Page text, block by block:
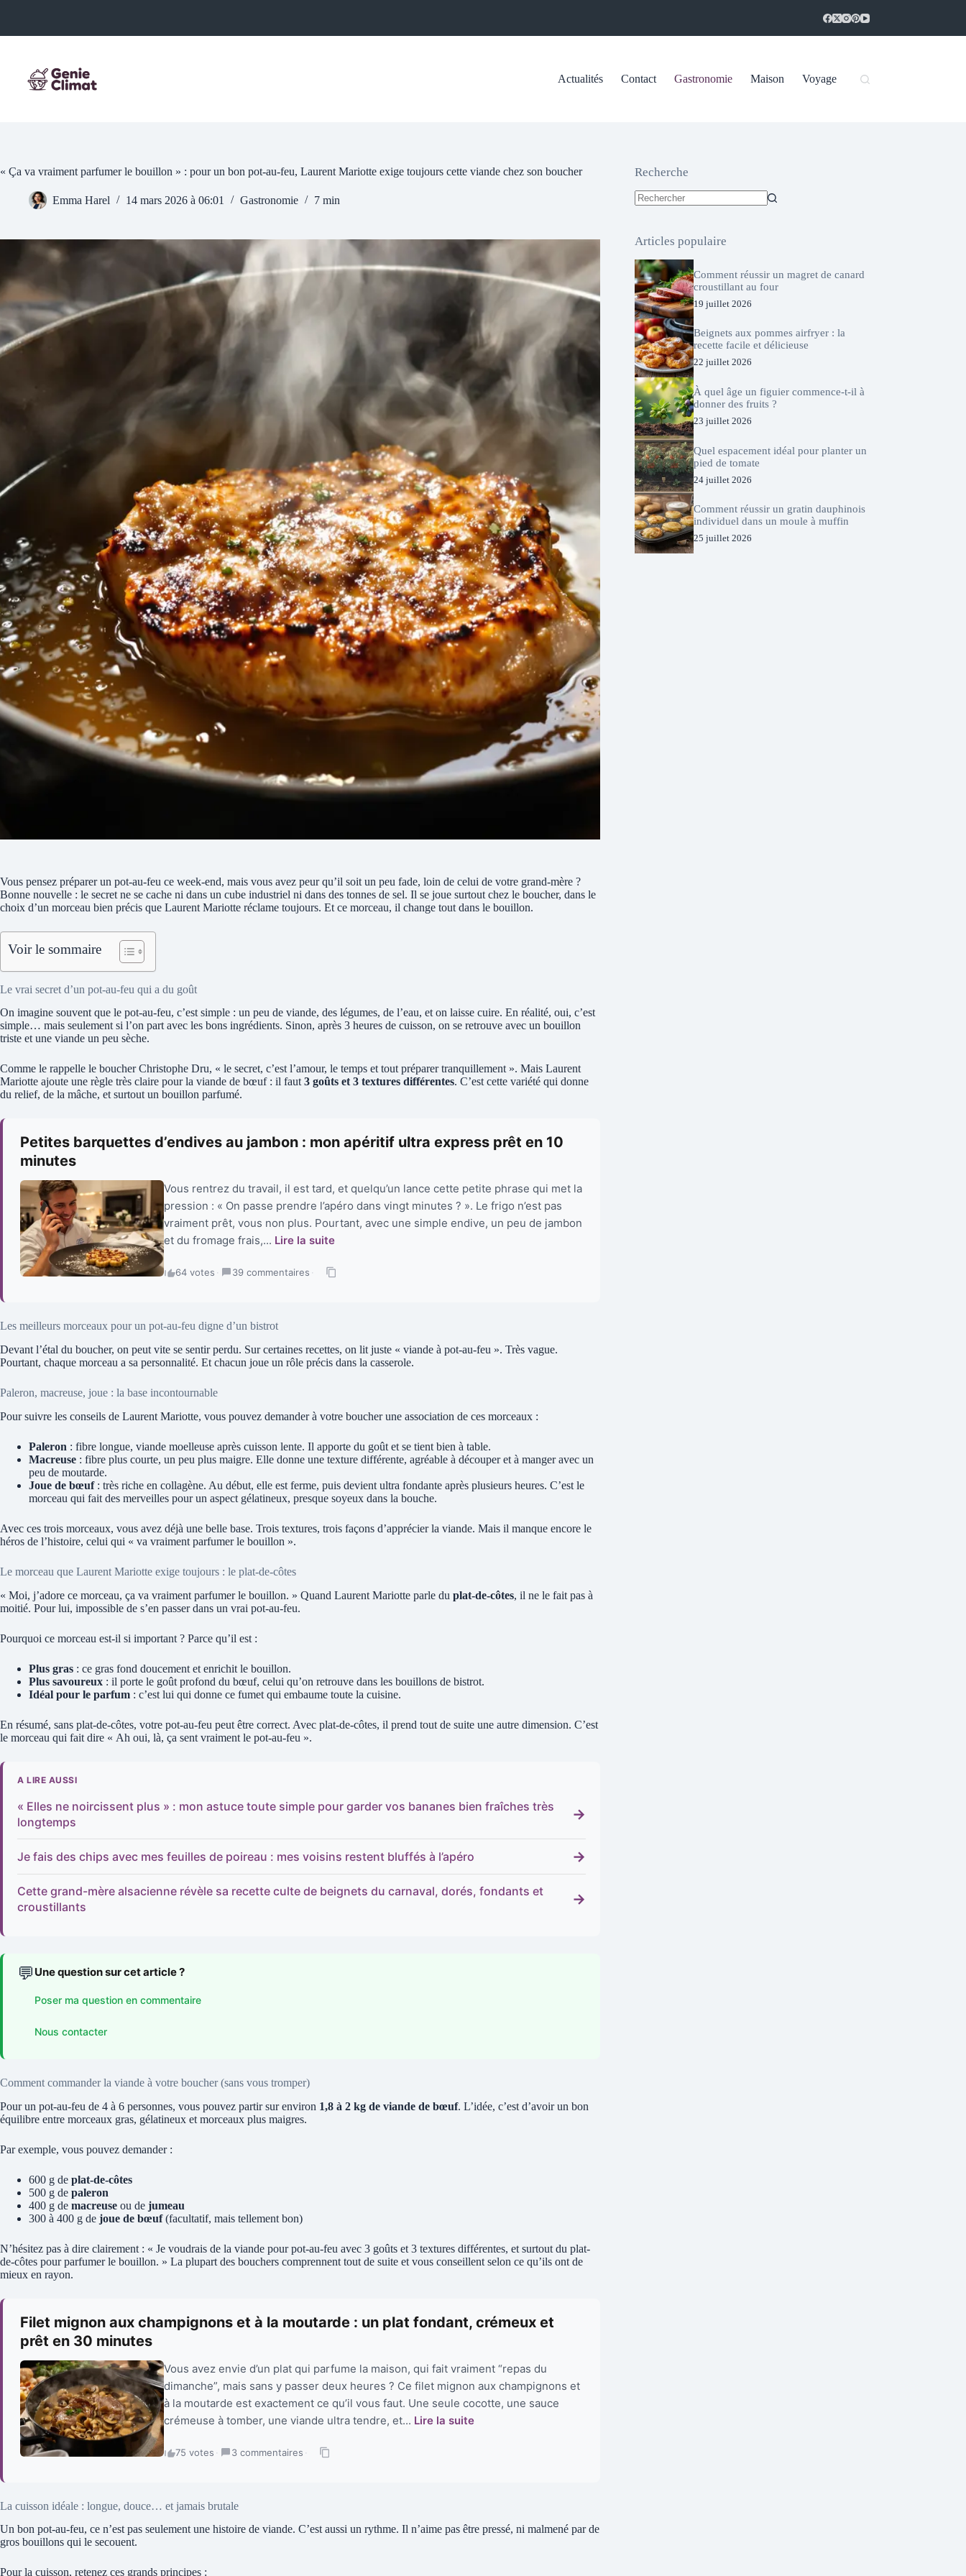
Actualités Contact Gastronomie Maison Voyage
« Ça va vraiment parfumer le bouillon » : pour un bon pot-au-feu, Laurent Mariotte exige toujours cette viande chez son boucher
Emma Harel 14 mars 2026 à 06:01 Gastronomie 7 min
Vous pensez préparer un pot-au-feu ce week-end, mais vous avez peur qu’il soit un peu fade, loin de celui de votre grand-mère ?
Bonne nouvelle : le secret ne se cache ni dans un cube industriel ni dans des tonnes de sel. Il se joue surtout chez le boucher, dans le
choix d’un morceau bien précis que Laurent Mariotte réclame toujours. Et ce morceau, il change tout dans le bouillon.
Voir le sommaire
Le vrai secret d’un pot-au-feu qui a du goût
On imagine souvent que le pot-au-feu, c’est simple : un peu de viande, des légumes, de l’eau, et on laisse cuire. En réalité, oui, c’est
simple… mais seulement si l’on part avec les bons ingrédients. Sinon, après 3 heures de cuisson, on se retrouve avec un bouillon
triste et une viande un peu sèche.
Comme le rappelle le boucher Christophe Dru, « le secret, c’est l’amour, le temps et tout préparer tranquillement ». Mais Laurent
Mariotte ajoute une règle très claire pour la viande de bœuf : il faut3 goûts et 3 textures différentes. C’est cette variété qui donne
du relief, de la mâche, et surtout un bouillon parfumé.
Petites barquettes d’endives au jambon : mon apéritif ultra express prêt en 10
minutes
Vous rentrez du travail, il est tard, et quelqu’un lance cette petite phrase qui met la
pression : « On passe prendre l’apéro dans vingt minutes ? ». Le frigo n’est pas
vraiment prêt, vous non plus. Pourtant, avec une simple endive, un peu de jambon
et du fromage frais,... Lire la suite
64 votes · 39 commentaires ·
Les meilleurs morceaux pour un pot-au-feu digne d’un bistrot
Devant l’étal du boucher, on peut vite se sentir perdu. Sur certaines recettes, on lit juste « viande à pot-au-feu ». Très vague.
Pourtant, chaque morceau a sa personnalité. Et chacun joue un rôle précis dans la casserole.
Paleron, macreuse, joue : la base incontournable
Pour suivre les conseils de Laurent Mariotte, vous pouvez demander à votre boucher une association de ces morceaux :
Paleron : fibre longue, viande moelleuse après cuisson lente. Il apporte du goût et se tient bien à table.
Macreuse : fibre plus courte, un peu plus maigre. Elle donne une texture différente, agréable à découper et à manger avec un
peu de moutarde.
Joue de bœuf: très riche en collagène. Au début, elle est ferme, puis devient ultra fondante après plusieurs heures. C’est le
morceau qui fait des merveilles pour un aspect gélatineux, presque soyeux dans la bouche.
Avec ces trois morceaux, vous avez déjà une belle base. Trois textures, trois façons d’apprécier la viande. Mais il manque encore le
héros de l’histoire, celui qui « va vraiment parfumer le bouillon ».
Le morceau que Laurent Mariotte exige toujours : le plat-de-côtes
« Moi, j’adore ce morceau, ça va vraiment parfumer le bouillon. » Quand Laurent Mariotte parle du plat-de-côtes, il ne le fait pas à
moitié. Pour lui, impossible de s’en passer dans un vrai pot-au-feu.
Pourquoi ce morceau est-il si important ? Parce qu’il est :
Plus gras : ce gras fond doucement et enrichit le bouillon.
Plus savoureux : il porte le goût profond du bœuf, celui qu’on retrouve dans les bouillons de bistrot.
Idéal pour le parfum : c’est lui qui donne ce fumet qui embaume toute la cuisine.
En résumé, sans plat-de-côtes, votre pot-au-feu peut être correct. Avec plat-de-côtes, il prend tout de suite une autre dimension. C’est
le morceau qui fait dire « Ah oui, là, ça sent vraiment le pot-au-feu ».
A LIRE AUSSI
« Elles ne noircissent plus » : mon astuce toute simple pour garder vos bananes bien fraîches très
longtemps
→
Je fais des chips avec mes feuilles de poireau : mes voisins restent bluffés à l’apéro →
Cette grand-mère alsacienne révèle sa recette culte de beignets du carnaval, dorés, fondants et
croustillants
→
💬 Une question sur cet article ?
Poser ma question en commentaire
Nous contacter
Comment commander la viande à votre boucher (sans vous tromper)
Pour un pot-au-feu de 4 à 6 personnes, vous pouvez partir sur environ 1,8 à 2 kg de viande de bœuf. L’idée, c’est d’avoir un bon
équilibre entre morceaux gras, gélatineux et morceaux plus maigres.
Par exemple, vous pouvez demander :
600 g de plat-de-côtes
500 g de paleron
400 g de macreuse ou de jumeau
300 à 400 g de joue de bœuf(facultatif, mais tellement bon)
N’hésitez pas à dire clairement : « Je voudrais de la viande pour pot-au-feu avec 3 goûts et 3 textures différentes, et surtout du plat-
de-côtes pour parfumer le bouillon. » La plupart des bouchers comprennent tout de suite et vous conseillent selon ce qu’ils ont de
mieux en rayon.
Filet mignon aux champignons et à la moutarde : un plat fondant, crémeux et
prêt en 30 minutes
Vous avez envie d’un plat qui parfume la maison, qui fait vraiment “repas du
dimanche”, mais sans y passer deux heures ? Ce filet mignon aux champignons et
à la moutarde est exactement ce qu’il vous faut. Une seule cocotte, une sauce
crémeuse à tomber, une viande ultra tendre, et... Lire la suite
75 votes · 3 commentaires ·
La cuisson idéale : longue, douce… et jamais brutale
Un bon pot-au-feu, ce n’est pas seulement une histoire de viande. C’est aussi un rythme. Il n’aime pas être pressé, ni malmené par de
gros bouillons qui le secouent.
Pour la cuisson, retenez ces grands principes :
Recherche
Articles populaire
Comment réussir un magret de canard
croustillant au four
19 juillet 2026
Beignets aux pommes airfryer : la
recette facile et délicieuse
22 juillet 2026
À quel âge un figuier commence-t-il à
donner des fruits ?
23 juillet 2026
Quel espacement idéal pour planter un
pied de tomate
24 juillet 2026
Comment réussir un gratin dauphinois
individuel dans un moule à muffin
25 juillet 2026